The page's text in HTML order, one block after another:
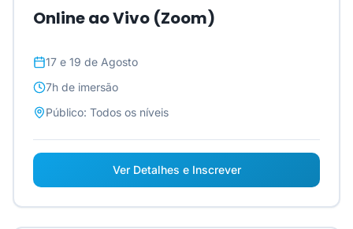
Online ao Vivo (Zoom)
17 e 19 de Agosto
7h de imersão
Público: Todos os níveis
Ver Detalhes e Inscrever